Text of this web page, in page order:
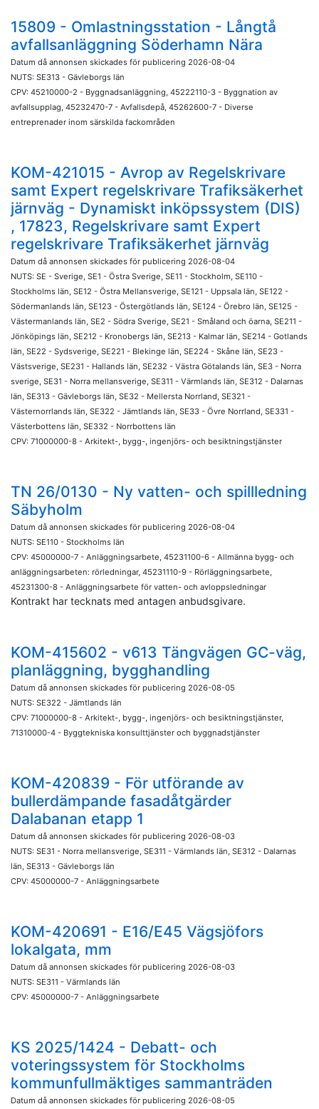
15809 - Omlastningsstation - Långtå
avfallsanläggning Söderhamn Nära
Datum då annonsen skickades för publicering 2026-08-04
NUTS: SE313 - Gävleborgs län
CPV: 45210000-2 - Byggnadsanläggning, 45222110-3 - Byggnation av
avfallsupplag, 45232470-7 - Avfallsdepå, 45262600-7 - Diverse
entreprenader inom särskilda fackområden
KOM-421015 - Avrop av Regelskrivare
samt Expert regelskrivare Trafiksäkerhet
järnväg - Dynamiskt inköpssystem (DIS)
, 17823, Regelskrivare samt Expert
regelskrivare Trafiksäkerhet järnväg
Datum då annonsen skickades för publicering 2026-08-04
NUTS: SE - Sverige, SE1 - Östra Sverige, SE11 - Stockholm, SE110 -
Stockholms län, SE12 - Östra Mellansverige, SE121 - Uppsala län, SE122 -
Södermanlands län, SE123 - Östergötlands län, SE124 - Örebro län, SE125 -
Västermanlands län, SE2 - Södra Sverige, SE21 - Småland och öarna, SE211 -
Jönköpings län, SE212 - Kronobergs län, SE213 - Kalmar län, SE214 - Gotlands
län, SE22 - Sydsverige, SE221 - Blekinge län, SE224 - Skåne län, SE23 -
Västsverige, SE231 - Hallands län, SE232 - Västra Götalands län, SE3 - Norra
sverige, SE31 - Norra mellansverige, SE311 - Värmlands län, SE312 - Dalarnas
län, SE313 - Gävleborgs län, SE32 - Mellersta Norrland, SE321 -
Västernorrlands län, SE322 - Jämtlands län, SE33 - Övre Norrland, SE331 -
Västerbottens län, SE332 - Norrbottens län
CPV: 71000000-8 - Arkitekt-, bygg-, ingenjörs- och besiktningstjänster
TN 26/0130 - Ny vatten- och spillledning
Säbyholm
Datum då annonsen skickades för publicering 2026-08-04
NUTS: SE110 - Stockholms län
CPV: 45000000-7 - Anläggningsarbete, 45231100-6 - Allmänna bygg- och
anläggningsarbeten: rörledningar, 45231110-9 - Rörläggningsarbete,
45231300-8 - Anläggningsarbete för vatten- och avloppsledningar
Kontrakt har tecknats med antagen anbudsgivare.
KOM-415602 - v613 Tängvägen GC-väg,
planläggning, bygghandling
Datum då annonsen skickades för publicering 2026-08-05
NUTS: SE322 - Jämtlands län
CPV: 71000000-8 - Arkitekt-, bygg-, ingenjörs- och besiktningstjänster,
71310000-4 - Byggtekniska konsulttjänster och byggnadstjänster
KOM-420839 - För utförande av
bullerdämpande fasadåtgärder
Dalabanan etapp 1
Datum då annonsen skickades för publicering 2026-08-03
NUTS: SE31 - Norra mellansverige, SE311 - Värmlands län, SE312 - Dalarnas
län, SE313 - Gävleborgs län
CPV: 45000000-7 - Anläggningsarbete
KOM-420691 - E16/E45 Vägsjöfors
lokalgata, mm
Datum då annonsen skickades för publicering 2026-08-03
NUTS: SE311 - Värmlands län
CPV: 45000000-7 - Anläggningsarbete
KS 2025/1424 - Debatt- och
voteringssystem för Stockholms
kommunfullmäktiges sammanträden
Datum då annonsen skickades för publicering 2026-08-05